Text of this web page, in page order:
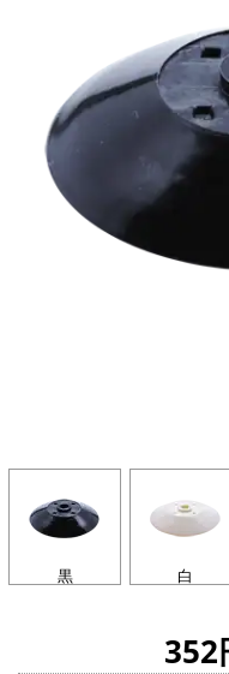
黒 白
352